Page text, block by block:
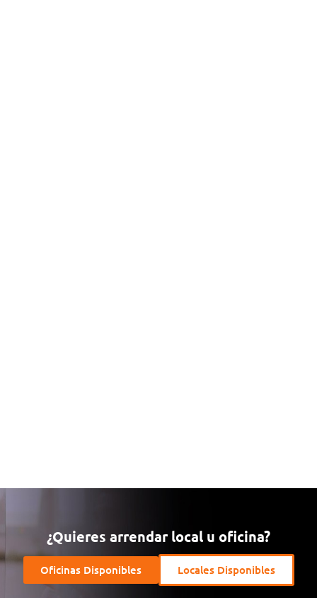
¿Quieres arrendar local u oficina?
Oficinas Disponibles Locales Disponibles